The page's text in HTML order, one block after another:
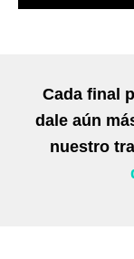
Cada final
dale aún
nuestro